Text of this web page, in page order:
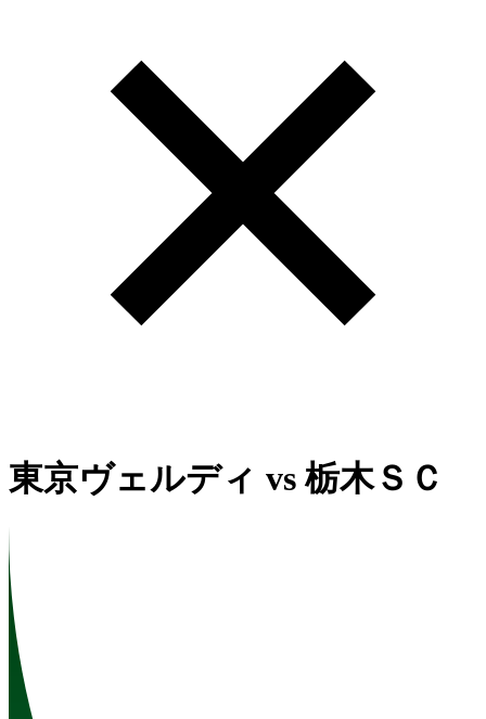
東京ヴェルディ vs 栃木ＳＣ